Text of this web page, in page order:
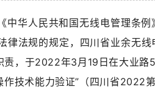
华人民共和国无线电管理条例
法规的规定，四川省业余无线
，于2022年3月19日在大业路
技术能力验证”（四川省2022第